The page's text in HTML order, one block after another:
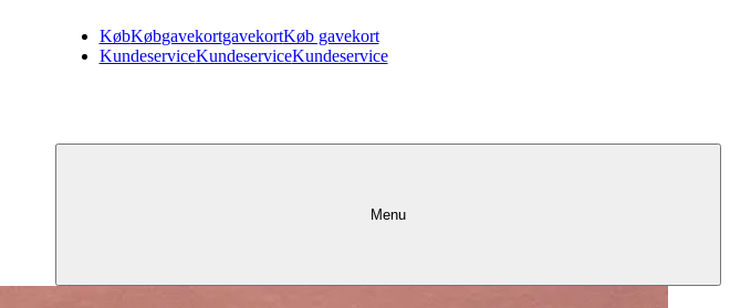
KøbKøbgavekortgavekortKøb gavekort
KundeserviceKundeserviceKundeservice
Menu